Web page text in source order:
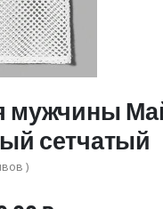
мужчины
сетчатый
)